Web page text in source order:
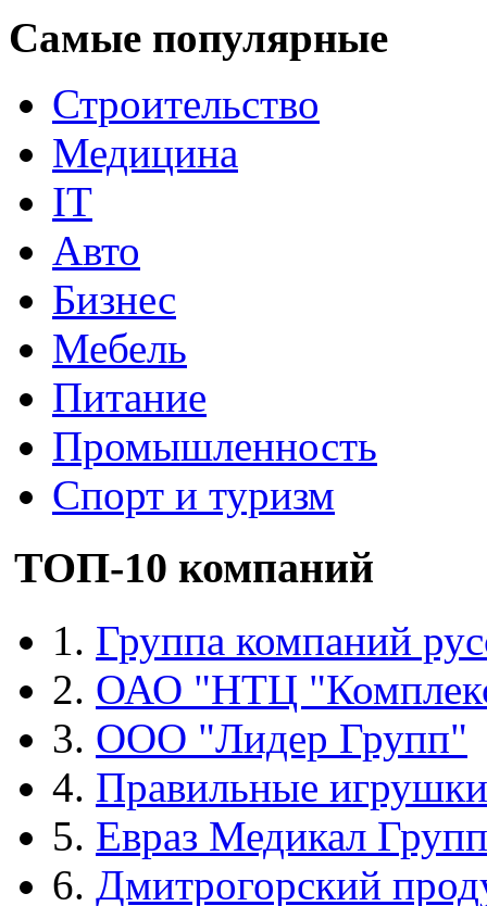
Самые популярные
Строительство
Медицина
IT
Авто
Бизнес
Мебель
Питание
Промышленность
Спорт и туризм
ТОП-10 компаний
1. Группа компаний
2. ОАО "НТЦ
3. ООО "Лидер Групп"
4. Правильные игрушки
5. Евраз Медикал Групп
6. Дмитрогорский